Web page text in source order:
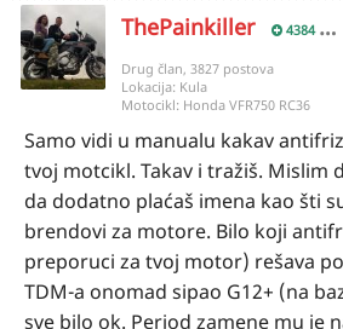
ThePainkiller 4384
Drug član, 3827 postova
Lokacija: Kula
Motocikl: Honda VFR750 RC36
Samo vidi u manualu kakav
tvoj motcikl. Takav i tražiš. Mislim
da dodatno plaćaš imena kao šti
brendovi za motore. Bilo koji
preporuci za tvoj motor) rešava
TDM-a onomad sipao G12+ (na
sve bilo ok. Period zamene mu je